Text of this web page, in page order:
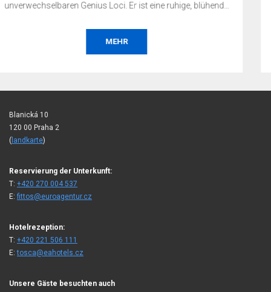
unserer EA Hotels Kette.
Blanická 10
120 00 Praha 2
( landkarte)
Reservierung der Unterkunft:
T: +420 270 004 537
E:fittos@euroagentur.cz
Hotelrezeption:
T: +420 221 506 111
E:tosca@eahotels.cz
Unsere Gäste besuchten auch